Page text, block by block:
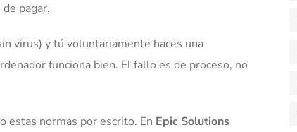
pagar.
virus) y tú voluntariamente haces una
funciona bien. El fallo es de proceso, no
estas normas por escrito. En Epic Solutions